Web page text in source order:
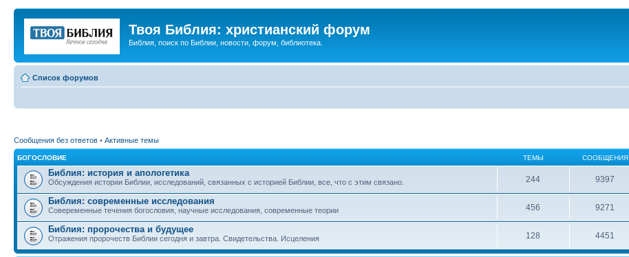
Твоя Библия: христианский форум
Библия, поиск по Библии, новости, форум, библиотека.
Список форумов
Сообщения без ответов • Активные темы
БОГОСЛОВИЕ ТЕМЫ СООБЩЕНИЯ
Библия: история и апологетика
Обсуждения истории Библии, исследований, связанных с историей Библии, все, что с этим связано. 244 9397
Библия: современные исследования
Совеременные течения богословия, научные исследования, современные теории 456 9271
Библия: пророчества и будущее
Отражения пророчеств Библии сегодня и завтра. Свидетельства. Исцеления 128 4451